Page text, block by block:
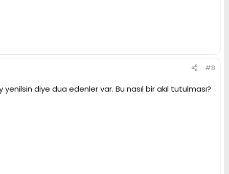
#8
diye dua edenler var. Bu nasıl bir akıl tutulması?